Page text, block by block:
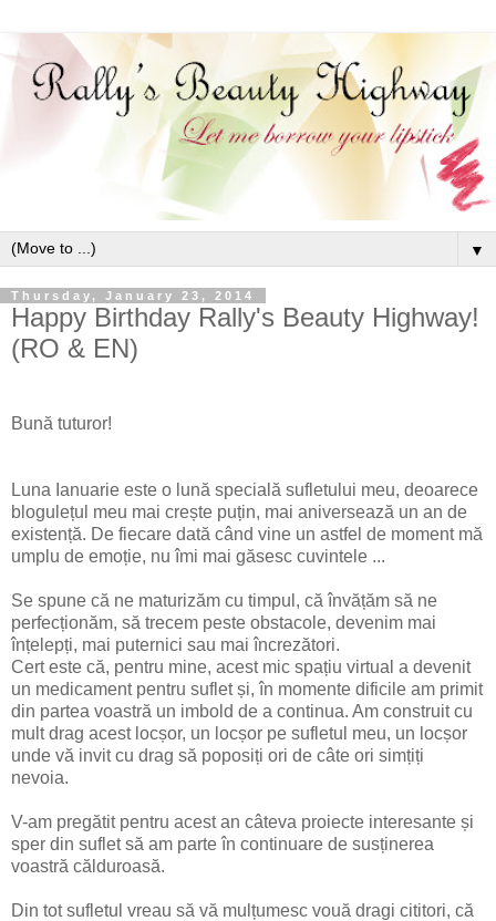
▼
Thursday, January 23, 2014
Happy Birthday Rally's Beauty Highway!
(RO & EN)
Bună tuturor!
Luna Ianuarie este o lună specială sufletului meu, deoarece
blogulețul meu mai crește puțin, mai aniversează un an de
existență. De fiecare dată când vine un astfel de moment mă
umplu de emoție, nu îmi mai găsesc cuvintele ...
Se spune că ne maturizăm cu timpul, că învățăm să ne
perfecționăm, să trecem peste obstacole, devenim mai
înțelepți, mai puternici sau mai încrezători.
Cert este că, pentru mine, acest mic spațiu virtual a devenit
un medicament pentru suflet și, în momente dificile am primit
din partea voastră un imbold de a continua. Am construit cu
mult drag acest locșor, un locșor pe sufletul meu, un locșor
unde vă invit cu drag să poposiți ori de câte ori simțiți
nevoia.
V-am pregătit pentru acest an câteva proiecte interesante și
sper din suflet să am parte în continuare de susținerea
voastră călduroasă.
Din tot sufletul vreau să vă mulțumesc vouă dragi cititori, că